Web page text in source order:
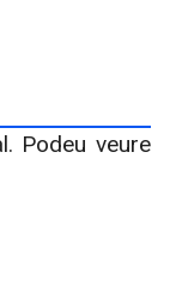
Podeu veure